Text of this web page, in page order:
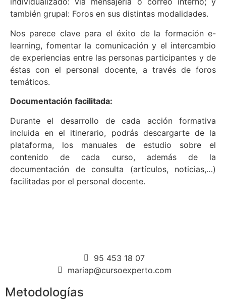
también grupal: Foros en sus distintas modalidades.
Nos parece clave para el éxito de la formación e-
learning, fomentar la comunicación y el intercambio
de experiencias entre las personas participantes y de
éstas con el personal docente, a través de foros
temáticos.
Documentación facilitada:
Durante el desarrollo de cada acción formativa
incluida en el itinerario, podrás descargarte de la
plataforma, los manuales de estudio sobre el
contenido de cada curso, además de la
documentación de consulta (artículos, noticias,…)
facilitadas por el personal docente.
95 453 18 07
mariap@cursoexperto.com
Metodologías